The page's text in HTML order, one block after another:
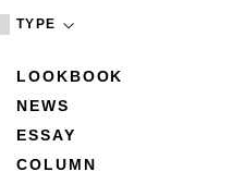
TYPE
LOOKBOOK
NEWS
ESSAY
COLUMN